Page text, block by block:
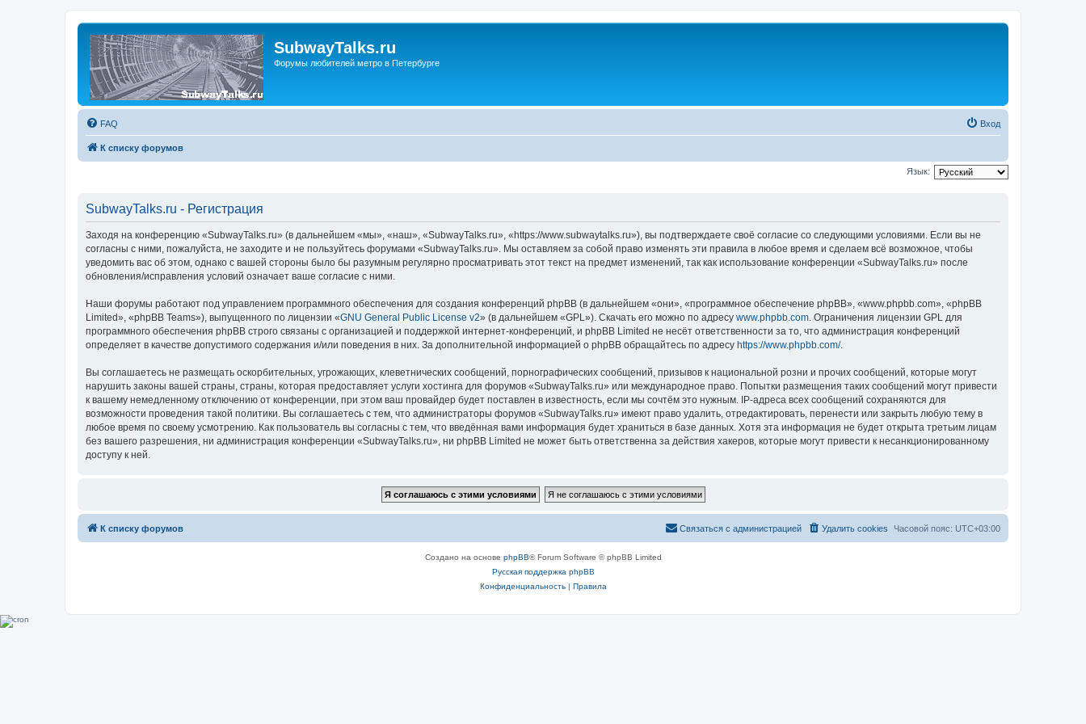
SubwayTalks.ru
Форумы любителей метро в Петербурге
FAQ Вход
К списку форумов
Язык:
SubwayTalks.ru - Регистрация
Заходя на конференцию «SubwayTalks.ru» (в дальнейшем «мы», «наш», «SubwayTalks.ru», «https://www.subwaytalks.ru»), вы подтверждаете своё согласие со следующими условиями. Если вы не
согласны с ними, пожалуйста, не заходите и не пользуйтесь форумами «SubwayTalks.ru». Мы оставляем за собой право изменять эти правила в любое время и сделаем всё возможное, чтобы
уведомить вас об этом, однако с вашей стороны было бы разумным регулярно просматривать этот текст на предмет изменений, так как использование конференции «SubwayTalks.ru» после
обновления/исправления условий означает ваше согласие с ними.
Наши форумы работают под управлением программного обеспечения для создания конференций phpBB (в дальнейшем «они», «программное обеспечение phpBB», «www.phpbb.com», «phpBB
Limited», «phpBB Teams»), выпущенного по лицензии «GNU General Public License v2» (в дальнейшем «GPL»). Скачать его можно по адресу www.phpbb.com . Ограничения лицензии GPL для
программного обеспечения phpBB строго связаны с организацией и поддержкой интернет-конференций, и phpBB Limited не несёт ответственности за то, что администрация конференций
определяет в качестве допустимого содержания и/или поведения в них. За дополнительной информацией о phpBB обращайтесь по адресу https://www.phpbb.com/.
Вы соглашаетесь не размещать оскорбительных, угрожающих, клеветнических сообщений, порнографических сообщений, призывов к национальной розни и прочих сообщений, которые могут
нарушить законы вашей страны, страны, которая предоставляет услуги хостинга для форумов «SubwayTalks.ru» или международное право. Попытки размещения таких сообщений могут привести
к вашему немедленному отключению от конференции, при этом ваш провайдер будет поставлен в известность, если мы сочтём это нужным. IP-адреса всех сообщений сохраняются для
возможности проведения такой политики. Вы соглашаетесь с тем, что администраторы форумов «SubwayTalks.ru» имеют право удалить, отредактировать, перенести или закрыть любую тему в
любое время по своему усмотрению. Как пользователь вы согласны с тем, что введённая вами информация будет храниться в базе данных. Хотя эта информация не будет открыта третьим лицам
без вашего разрешения, ни администрация конференции «SubwayTalks.ru», ни phpBB Limited не может быть ответственна за действия хакеров, которые могут привести к несанкционированному
доступу к ней.
К списку форумов Часовой пояс: UTC+03:00
Удалить cookies
Связаться с администрацией
Создано на основе phpBB® Forum Software © phpBB Limited
Русская поддержка phpBB
Конфиденциальность| Правила